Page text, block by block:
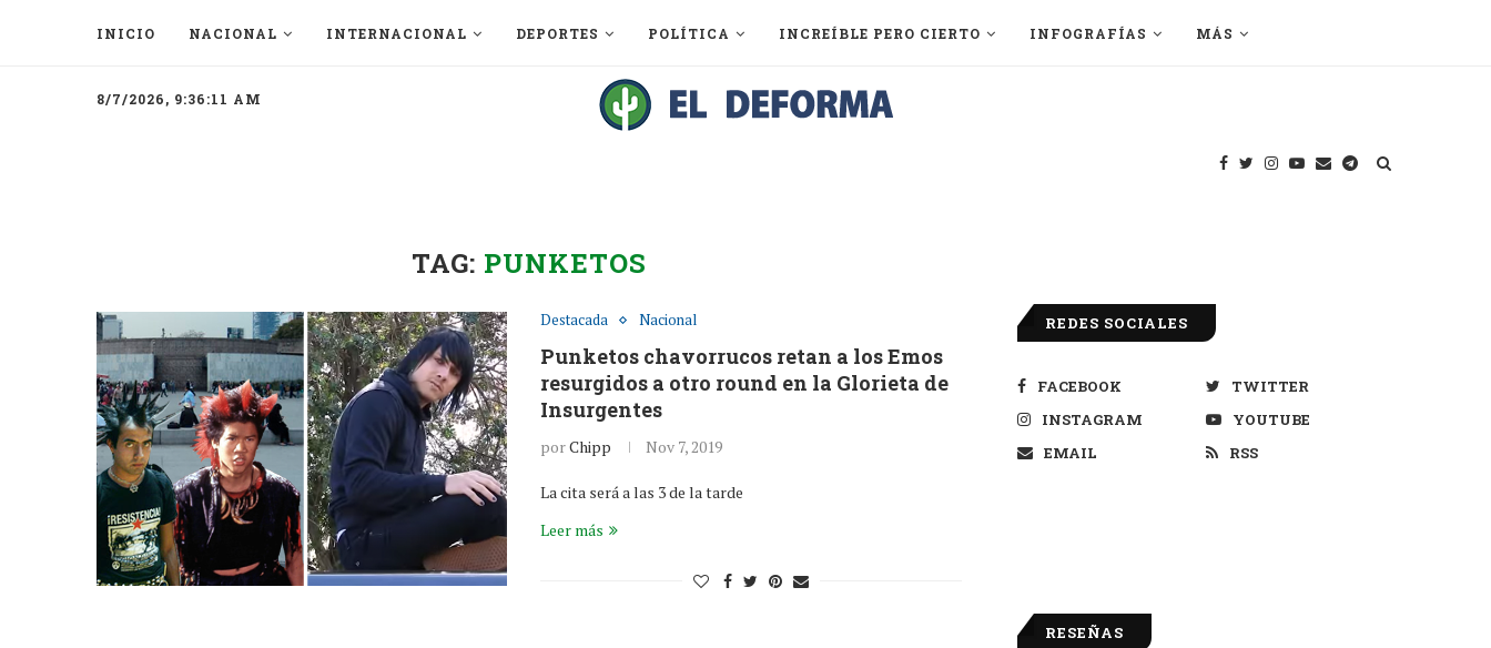
INICIO NACIONAL INTERNACIONAL DEPORTES POLÍTICA INCREÍBLE PERO CIERTO INFOGRAFÍAS MÁS
8/7/2026, 9:36:11 AM
TAG: PUNKETOS
Destacada Nacional
Punketos chavorrucos retan a los Emos
resurgidos a otro round en la Glorieta de
Insurgentes
porChipp Nov 7, 2019
La cita será a las 3 de la tarde
Leer más
REDES SOCIALES
FACEBOOK
TWITTER
INSTAGRAM
YOUTUBE
EMAIL
RSS
RESEÑAS